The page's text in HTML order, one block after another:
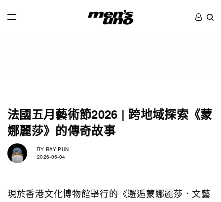
法國五月藝術節2026 | 跨地域探索《蒙
娜麗莎》的傳奇故事
BY RAY PUN
2026-05-04
現於香港文化博物館舉行的《邂逅蒙娜麗莎．文藝